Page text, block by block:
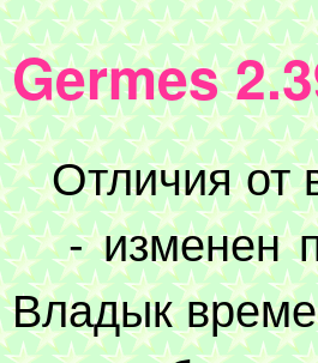
Germes
Отличия от
- изменен
Владык